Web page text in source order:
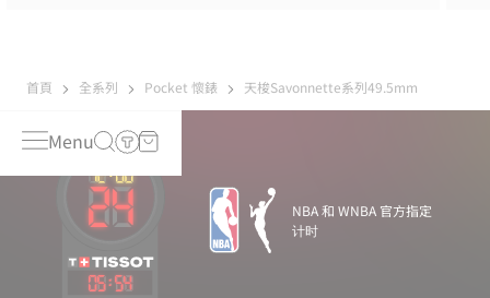
首頁 全系列 Pocket 懷錶 天梭Savonnette系列49.5mm
Menu
05:54
NBA 和 WNBA 官方指定
计时